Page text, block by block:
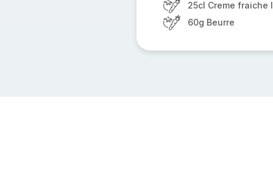
25cl Creme fraiche
60g Beurre